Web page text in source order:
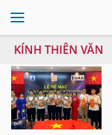
KÍNH THIÊN VĂN